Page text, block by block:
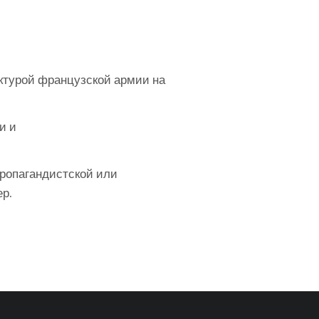
французской армии на
и
или